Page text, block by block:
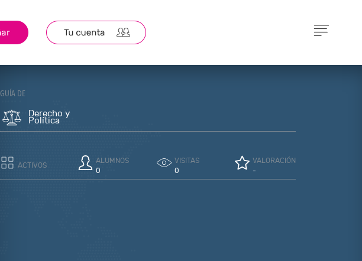
GUÍA DE
Derecho y
Política
ACTIVOS
ALUMNOS
0
VISITAS
0
VALORACIÓN
-